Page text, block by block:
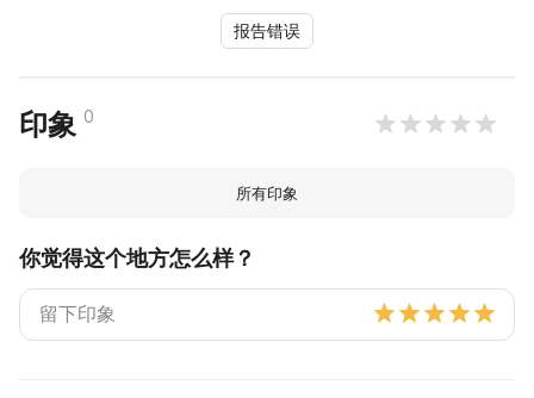
报告错误
印象 0
所有印象
你觉得这个地方怎么样？